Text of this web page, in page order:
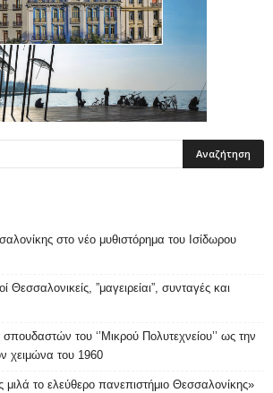
στο νέο μυθιστόρημα του Ισίδωρου
Θεσσαλονικείς, ”μαγειρείαι”, συνταγές και
του ‘’Μικρού Πολυτεχνείου’’ ως την
χειμώνα του 1960
το ελεύθερο πανεπιστήμιο Θεσσαλονίκης»